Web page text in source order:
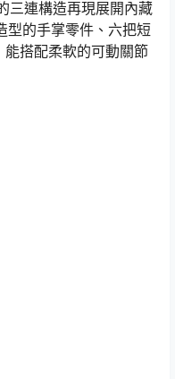
三連構造再現展開內藏
型的手掌零件、六把短
搭配柔軟的可動關節